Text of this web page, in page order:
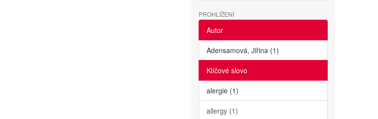
PROHLÍŽENÍ
Autor
Adensamová, Jiřina (1)
Klíčové slovo
alergie (1)
allergy (1)